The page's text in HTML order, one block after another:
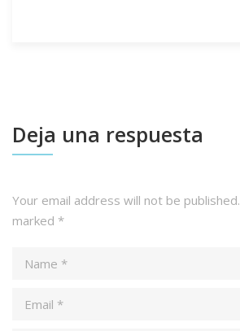
Deja una respuesta
Your email address will not be published.
marked *